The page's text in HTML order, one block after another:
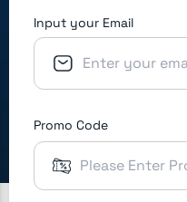
Input your Email
Promo Code